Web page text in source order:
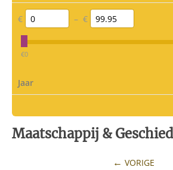
€ – €
‎€0
Jaar
Maatschappij &
VORIGE